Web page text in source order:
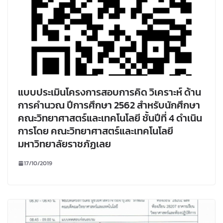
แบบประเมินโครงการสอบการคิด วิเคราะห์ ด้าน
การคำนวณ ปีการศึกษา 2562 สำหรับนักศึกษา
คณะวิทยาศาสตร์และเทคโนโลยี ชั้นปีที่ 4 ดำเนิน
การโดย คณะวิทยาศาสตร์และเทคโนโลยี
มหาวิทยาลัยราชภัฏเลย
17/10/2019